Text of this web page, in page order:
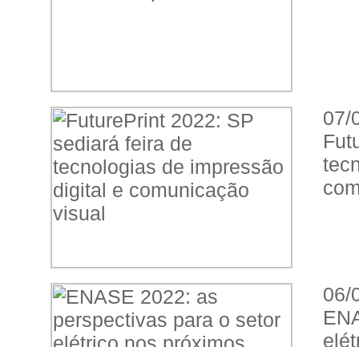
07/
06/